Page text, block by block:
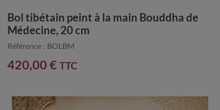
Bol tibétain peint à la main Bouddha de
Médecine, 20 cm
Référence : BOLBM
420,00 € TTC